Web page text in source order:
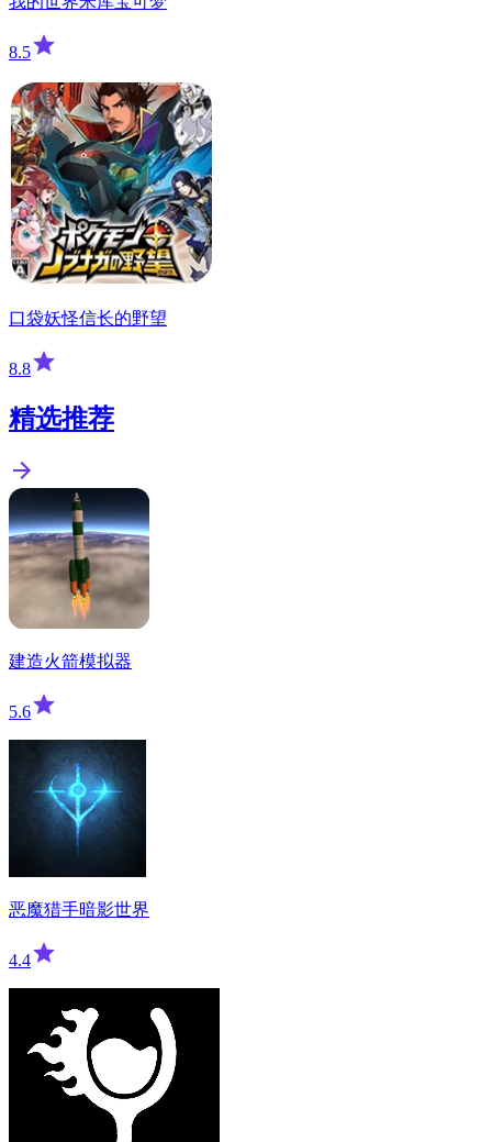
8.5
口袋妖怪信长的野望
8.8
精选推荐
建造火箭模拟器
5.6
恶魔猎手暗影世界
4.4